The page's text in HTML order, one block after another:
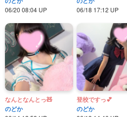
06/20 08:04 UP 06/18 17:12 UP
なんとなんとっ🧸
のどか
登校ですっ💕
のどか